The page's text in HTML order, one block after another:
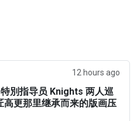
12 hours ago
特別指导员 Knights 两人巡
高更那里继承而来的版画压